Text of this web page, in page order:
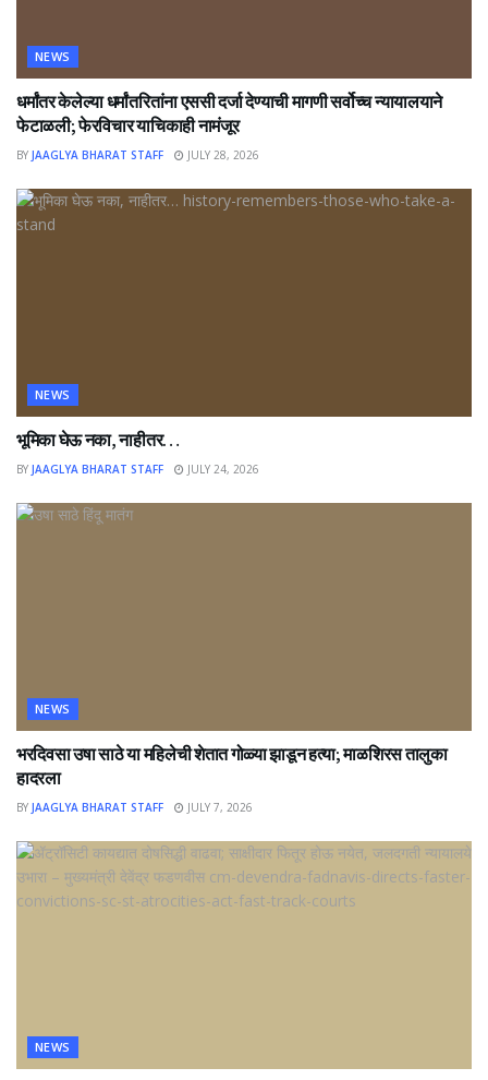
NEWS
धर्मांतर केलेल्या धर्मांतरितांना एससी दर्जा देण्याची मागणी सर्वोच्च न्यायालयाने
फेटाळली; फेरविचार याचिकाही नामंजूर
BY JAAGLYA BHARAT STAFF JULY 28, 2026
NEWS
भूमिका घेऊ नका, नाहीतर…
BY JAAGLYA BHARAT STAFF JULY 24, 2026
NEWS
भरदिवसा उषा साठे या महिलेची शेतात गोळ्या झाडून हत्या; माळशिरस तालुका
हादरला
BY JAAGLYA BHARAT STAFF JULY 7, 2026
NEWS